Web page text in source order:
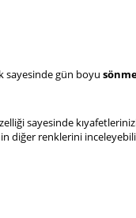
sayesinde gün boyu
sayesinde
diğer renklerini